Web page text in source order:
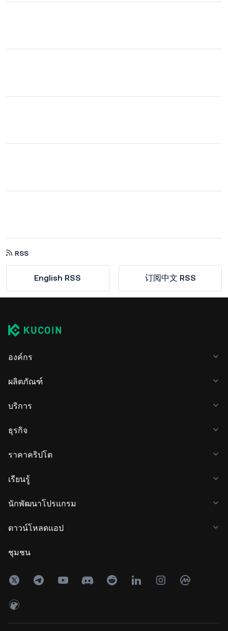
RSS
English RSS 订阅中文 RSS
องค์กร
ผลิตภัณฑ์
บริการ
ธุรกิจ
ราคาคริปโต
เรียนรู้
นักพัฒนาโปรแกรม
ดาวน์โหลดแอป
ชุมชน